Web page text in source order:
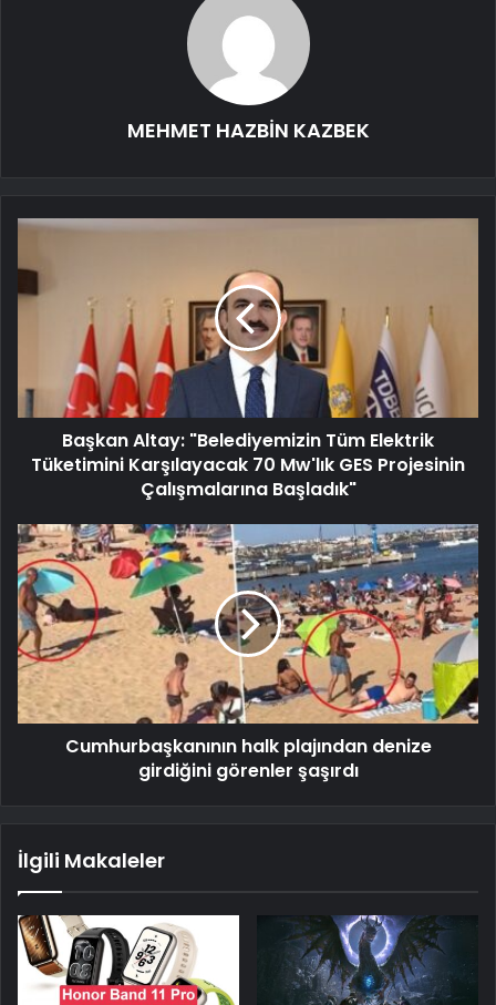
MEHMET HAZBİN KAZBEK
Başkan Altay: "Belediyemizin Tüm Elektrik
Tüketimini Karşılayacak 70 Mw'lık GES Projesinin
Çalışmalarına Başladık"
Cumhurbaşkanının halk plajından denize
girdiğini görenler şaşırdı
İlgili Makaleler